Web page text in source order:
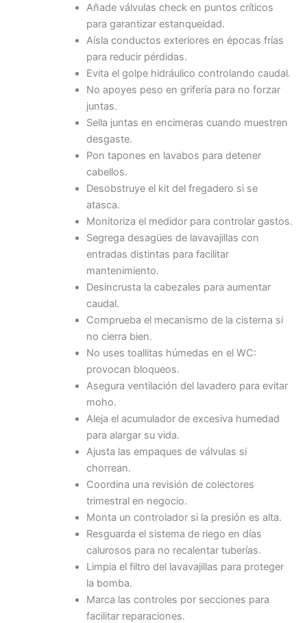
Añade válvulas check en puntos críticos
para garantizar estanqueidad.
Aísla conductos exteriores en épocas frías
para reducir pérdidas.
Evita el golpe hidráulico controlando caudal.
No apoyes peso en grifería para no forzar
juntas.
Sella juntas en encimeras cuando muestren
desgaste.
Pon tapones en lavabos para detener
cabellos.
Desobstruye el kit del fregadero si se
atasca.
Monitoriza el medidor para controlar gastos.
Segrega desagües de lavavajillas con
entradas distintas para facilitar
mantenimiento.
Desincrusta la cabezales para aumentar
caudal.
Comprueba el mecanismo de la cisterna si
no cierra bien.
No uses toallitas húmedas en el WC:
provocan bloqueos.
Asegura ventilación del lavadero para evitar
moho.
Aleja el acumulador de excesiva humedad
para alargar su vida.
Ajusta las empaques de válvulas si
chorrean.
Coordina una revisión de colectores
trimestral en negocio.
Monta un controlador si la presión es alta.
Resguarda el sistema de riego en días
calurosos para no recalentar tuberías.
Limpia el filtro del lavavajillas para proteger
la bomba.
Marca las controles por secciones para
facilitar reparaciones.